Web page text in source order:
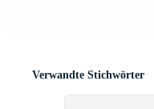
Verwandte Stichwörter